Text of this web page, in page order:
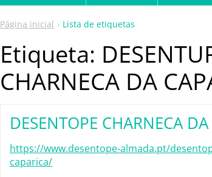
Página inicial Lista de etiquetas
Etiqueta:
CHARNECA DA
DESENTOPE CHARNECA
https://www.desentope-almada.pt/
caparica/